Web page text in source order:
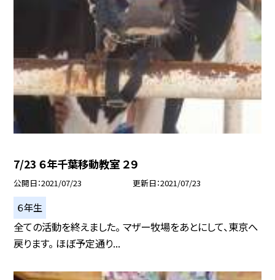
7/23 ６年千葉移動教室 ２９
公開日 2021/07/23 更新日 2021/07/23
６年生
全ての活動を終えました。 マザー牧場をあとにして、東京へ
戻ります。 ほぼ予定通り...